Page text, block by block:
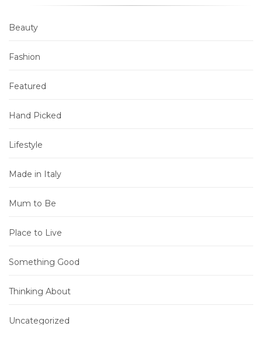
Beauty
Fashion
Featured
Hand Picked
Lifestyle
Made in Italy
Mum to Be
Place to Live
Something Good
Thinking About
Uncategorized